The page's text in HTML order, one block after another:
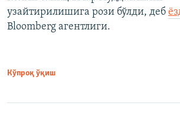
узайтирилишига рози бўлди, деб
Bloomberg агентлиги.
Кўпроқ ўқиш